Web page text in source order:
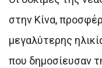
στην Κίνα,
μεγαλύτερης
που δημοσίευσαν